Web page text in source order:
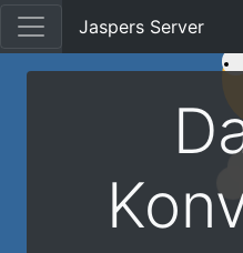
Jaspers Server